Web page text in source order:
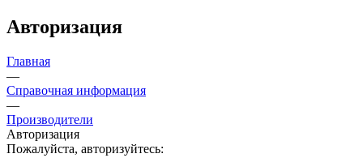
Авторизация
Главная
—
Справочная информация
—
Производители
Авторизация
Пожалуйста, авторизуйтесь: